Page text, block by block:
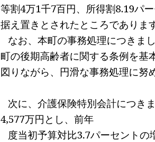
等割4万1千7百円、所得割8.19パ
据え置きとされたところでありま
なお、本町の事務処理につきま
町の後期高齢者に関する条例を基
図りながら、円滑な事務処理に努
次に、介護保険特別会計につき
4,577万円とし、前年
度当初予算対比3.7パーセントの